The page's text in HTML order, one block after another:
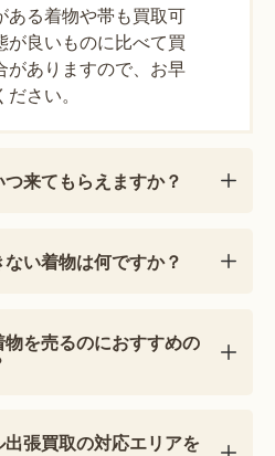
ある着物や帯も買取可
が良いものに比べて買
がありますので、お早
さい。
来てもらえますか？
い着物は何ですか？
を売るのにおすすめの
張買取の対応エリアを